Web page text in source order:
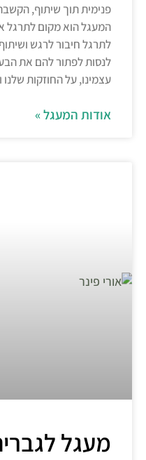
פנימית תוך שיתוף,
המעגל הוא מקום לתרגל
לתרגל חיבור לרגש
לנסות לפתור להם את
עצמינו, על החוזקות שלנו
אודות המעגל »
מעגל